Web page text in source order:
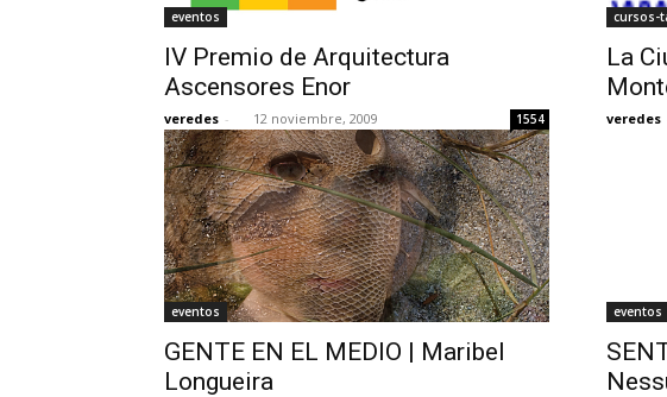
eventos
IV Premio de Arquitectura
Ascensores Enor
veredes - 12 noviembre, 2009 1554
cursos-
La
veredes
eventos
GENTE EN EL MEDIO | Maribel
Longueira
eventos